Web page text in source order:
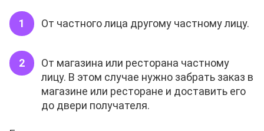
От частного лица другому частному лицу.
От магазина или ресторана частному
лицу. В этом случае нужно забрать заказ в
магазине или ресторане и доставить его
до двери получателя.